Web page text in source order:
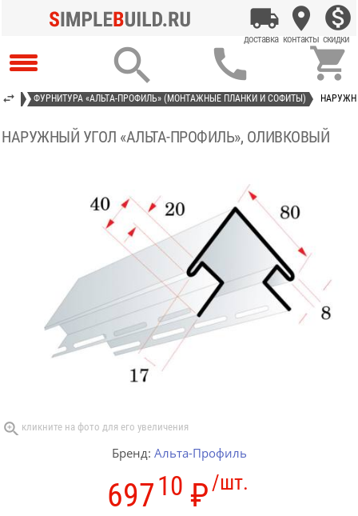
  
ФУРНИТУРА «АЛЬТА-ПРОФИЛЬ» (МОНТАЖНЫЕ ПЛАНКИ И СОФИТЫ)
НАРУЖНЫЙ УГОЛ «АЛЬТА-ПРОФИЛЬ», ОЛИВКОВЫЙ
Бренд: Альта-Профиль
/шт.
69710 ₽